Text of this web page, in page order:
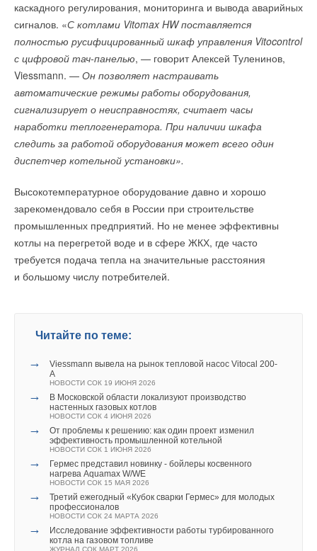
каскадного регулирования, мониторинга и вывода аварийных
сигналов. «С котлами Vitomax HW поставляется
полностью русифицированный шкаф управления Vitocontrol
с цифровой тач-панелью, — говорит Алексей Туленинов,
Viessmann. — Он позволяет настраивать
автоматические режимы работы оборудования,
сигнализирует о неисправностях, считает часы
наработки теплогенератора. При наличии шкафа
следить за работой оборудования может всего один
диспетчер котельной установки».
Высокотемпературное оборудование давно и хорошо
зарекомендовало себя в России при строительстве
промышленных предприятий. Но не менее эффективны
котлы на перегретой воде и в сфере ЖКХ, где часто
требуется подача тепла на значительные расстояния
и большому числу потребителей.
Читайте по теме:
→
Viessmann вывела на рынок тепловой насос Vitocal 200-
A
НОВОСТИ СОК 19 ИЮНЯ 2026
→
В Московской области локализуют производство
настенных газовых котлов
НОВОСТИ СОК 4 ИЮНЯ 2026
→
От проблемы к решению: как один проект изменил
эффективность промышленной котельной
НОВОСТИ СОК 1 ИЮНЯ 2026
→
Гермес представил новинку - бойлеры косвенного
нагрева Aquamax W/WE
НОВОСТИ СОК 15 МАЯ 2026
→
Третий ежегодный «Кубок сварки Гермес» для молодых
профессионалов
НОВОСТИ СОК 24 МАРТА 2026
→
Исследование эффективности работы турбированного
котла на газовом топливе
ЖУРНАЛ СОК МАРТ 2026
В этой теме еще нет комментариев
Ваше имя *
Ваш E-mail *
Текст комментария
Уведомления отключены
Комментарии
В этой теме еще нет комментариев
Ваш E-mail *